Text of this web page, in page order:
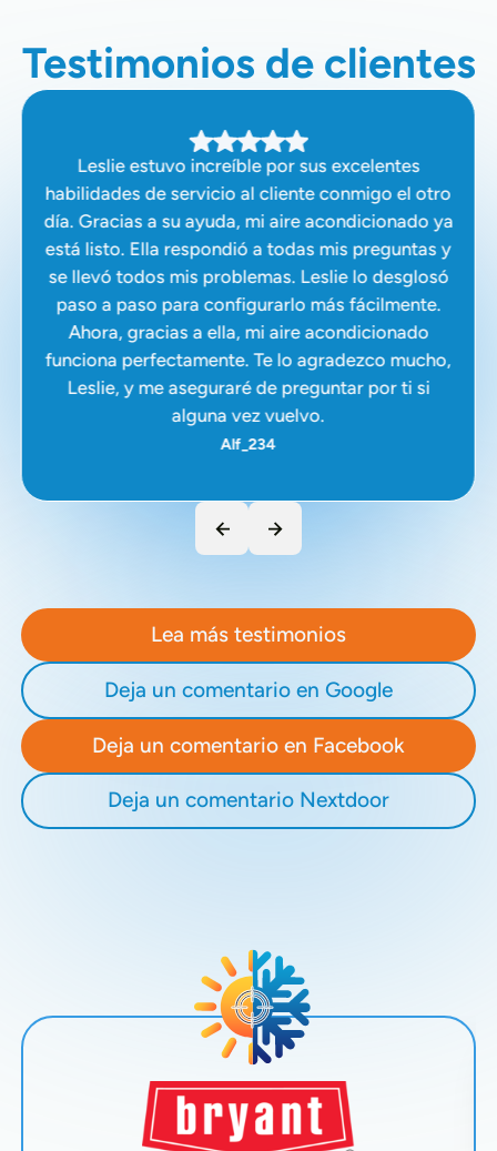
Testimonios de clientes
Leslie estuvo increíble por sus excelentes
habilidades de servicio al cliente conmigo el otro
día. Gracias a su ayuda, mi aire acondicionado ya
está listo. Ella respondió a todas mis preguntas y
se llevó todos mis problemas. Leslie lo desglosó
paso a paso para configurarlo más fácilmente.
Ahora, gracias a ella, mi aire acondicionado
funciona perfectamente. Te lo agradezco mucho,
Leslie, y me aseguraré de preguntar por ti si
alguna vez vuelvo.
Alf_234
Lea más testimonios
Deja un comentario en Google
Deja un comentario en Facebook
Deja un comentario Nextdoor